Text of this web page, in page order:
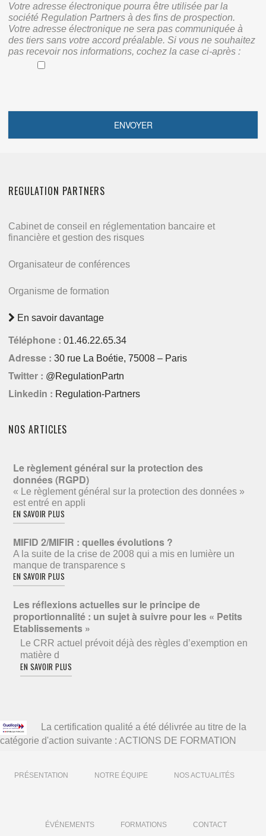
Votre adresse électronique pourra être utilisée par la
société Regulation Partners à des fins de prospection.
Votre adresse électronique ne sera pas communiquée à
des tiers sans votre accord préalable. Si vous ne souhaitez
pas recevoir nos informations, cochez la case ci-après :
REGULATION PARTNERS
Cabinet de conseil en réglementation bancaire et
financière et gestion des risques
Organisateur de conférences
Organisme de formation
En savoir davantage
Téléphone : 01.46.22.65.34
Adresse : 30 rue La Boétie, 75008 – Paris
Twitter : @RegulationPartn
Linkedin : Regulation-Partners
NOS ARTICLES
Le règlement général sur la protection des
données (RGPD)
« Le règlement général sur la protection des données »
est entré en appli
EN SAVOIR PLUS
MIFID 2/MIFIR : quelles évolutions ?
A la suite de la crise de 2008 qui a mis en lumière un
manque de transparence s
EN SAVOIR PLUS
Les réflexions actuelles sur le principe de
proportionnalité : un sujet à suivre pour les « Petits
Etablissements »
Le CRR actuel prévoit déjà des règles d’exemption en
matière d
EN SAVOIR PLUS
La certification qualité a été délivrée au titre de la
catégorie d'action suivante : ACTIONS DE FORMATION
PRÉSENTATION NOTRE ÉQUIPE NOS ACTUALITÉS
ÉVÉNEMENTS FORMATIONS CONTACT